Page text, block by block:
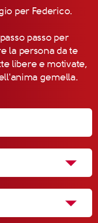
per Federico.
passo per
la persona da te
libere e motivate,
gemella.